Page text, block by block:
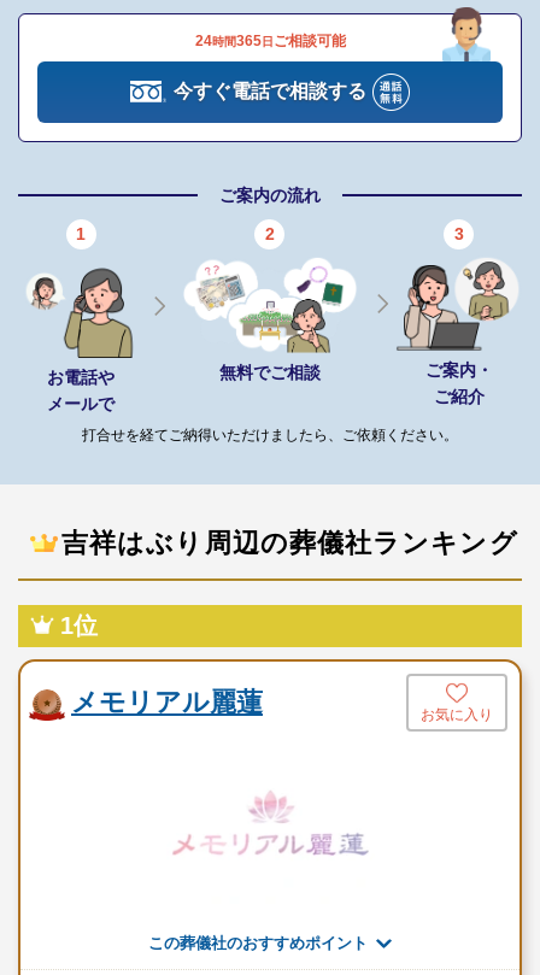
追加オプション
生花飾り
※セットプランに含まれない内容、飲食接待費（料理、飲物、返
礼品、式場料、火葬場関係費、宗教者費用など）諸条件により変
ご希望やご予算に合わせた適正価格を見積るためには、人数・場
所（式場、火葬場）・宗教形式などを葬儀社と擦り合わせること
が必須ですので、遠慮なくお電話でお問合せください。
一日葬プラン（230,000円～）（税抜）
プランに含まれる設備・サービス
病院へのお迎え
遺影写真
お棺
スタッフ1名
花祭壇
枕飾り
動する費用は、人数と内容に応じて別料金がかかります。
24時間365日 ご相談可能
今すぐ電話で相談する
ご案内の流れ
1
お電話や
メールで
2
無料でご相談
3
ご案内・
ご紹介
打合せを経てご納得いただけましたら、ご依頼ください。
吉祥はぶり周辺の葬儀社ランキング
1位
メモリアル麗蓮 お気に入り
この葬儀社のおすすめポイント